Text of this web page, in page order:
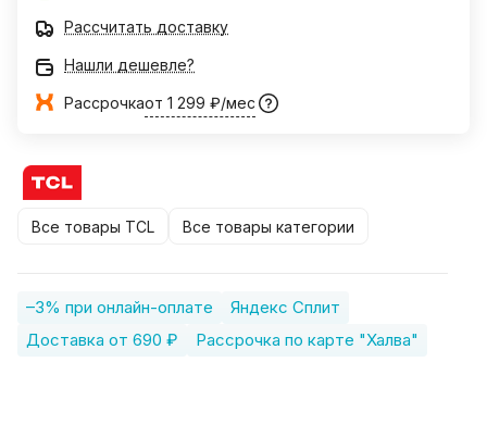
Рассчитать доставку
Нашли дешевле?
Рассрочкаот 1 299 ₽/мес
Все товары TCL Все товары категории
–3% при онлайн-оплате
Яндекс Сплит
Доставка от 690 ₽
Рассрочка по карте "Халва"